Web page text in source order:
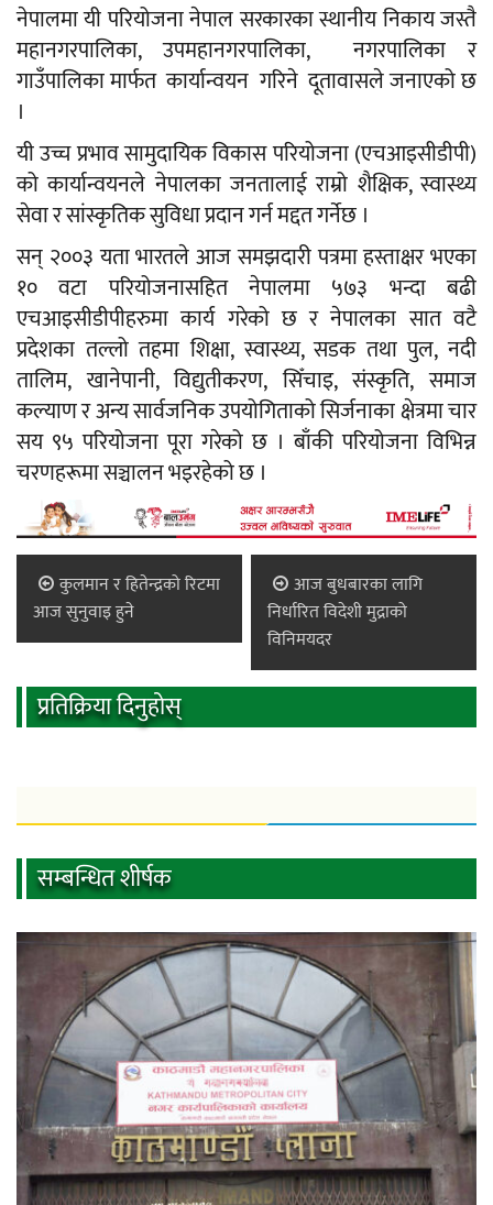
नेपालमा यी परियोजना नेपाल सरकारका स्थानीय निकाय जस्तै
महानगरपालिका, उपमहानगरपालिका, नगरपालिका र
गाउँपालिका मार्फत कार्यान्वयन गरिने दूतावासले जनाएको छ
।
यी उच्च प्रभाव सामुदायिक विकास परियोजना (एचआइसीडीपी)
को कार्यान्वयनले नेपालका जनतालाई राम्रो शैक्षिक, स्वास्थ्य
सेवा र सांस्कृतिक सुविधा प्रदान गर्न मद्दत गर्नेछ ।
सन् २००३ यता भारतले आज समझदारी पत्रमा हस्ताक्षर भएका
१० वटा परियोजनासहित नेपालमा ५७३ भन्दा बढी
एचआइसीडीपीहरुमा कार्य गरेको छ र नेपालका सात वटै
प्रदेशका तल्लो तहमा शिक्षा, स्वास्थ्य, सडक तथा पुल, नदी
तालिम, खानेपानी, विद्युतीकरण, सिँचाइ, संस्कृति, समाज
कल्याण र अन्य सार्वजनिक उपयोगिताको सिर्जनाका क्षेत्रमा चार
सय ९५ परियोजना पूरा गरेको छ । बाँकी परियोजना विभिन्न
चरणहरूमा सञ्चालन भइरहेको छ ।
कुलमान र हितेन्द्रको रिटमा
आज सुनुवाइ हुने
आज बुधबारका लागि
निर्धारित विदेशी मुद्राको
विनिमयदर
प्रतिक्रिया दिनुहोस्
सम्बन्धित शीर्षक